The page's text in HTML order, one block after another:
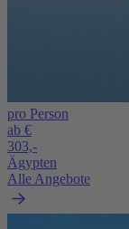
pro Person
ab €
303,-
Ägypten
Alle Angebote